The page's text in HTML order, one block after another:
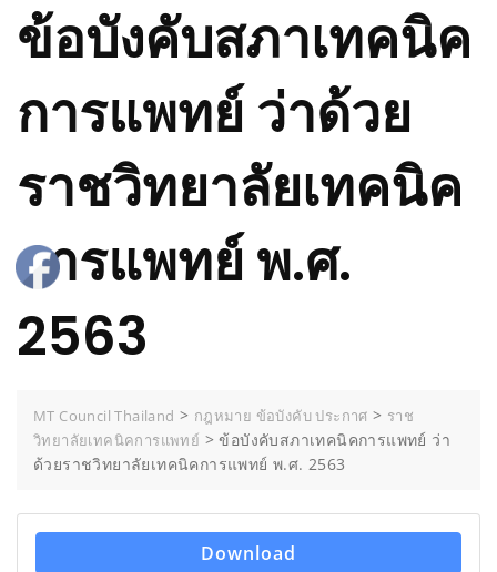
ข้อบังคับสภาเทคนิค
การแพทย์ ว่าด้วย
ราชวิทยาลัยเทคนิค
การแพทย์ พ.ศ.
2563
MT Council Thailand > กฎหมาย ข้อบังคับ ประกาศ > ราช
วิทยาลัยเทคนิคการแพทย์ >ข้อบังคับสภาเทคนิคการแพทย์ ว่า
ด้วยราชวิทยาลัยเทคนิคการแพทย์ พ.ศ. 2563
Download